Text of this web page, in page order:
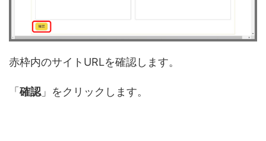
赤枠内のサイトURLを確認します。
「確認」をクリックします。